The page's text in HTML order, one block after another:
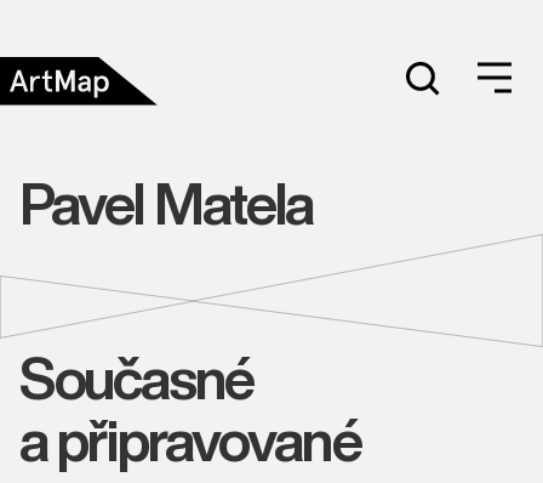
Pavel Matela
Současné
a připravované